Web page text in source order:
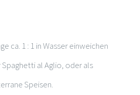
ca. 1 : 1 in Wasser einweichen
Spaghetti al Aglio, oder als
Speisen.